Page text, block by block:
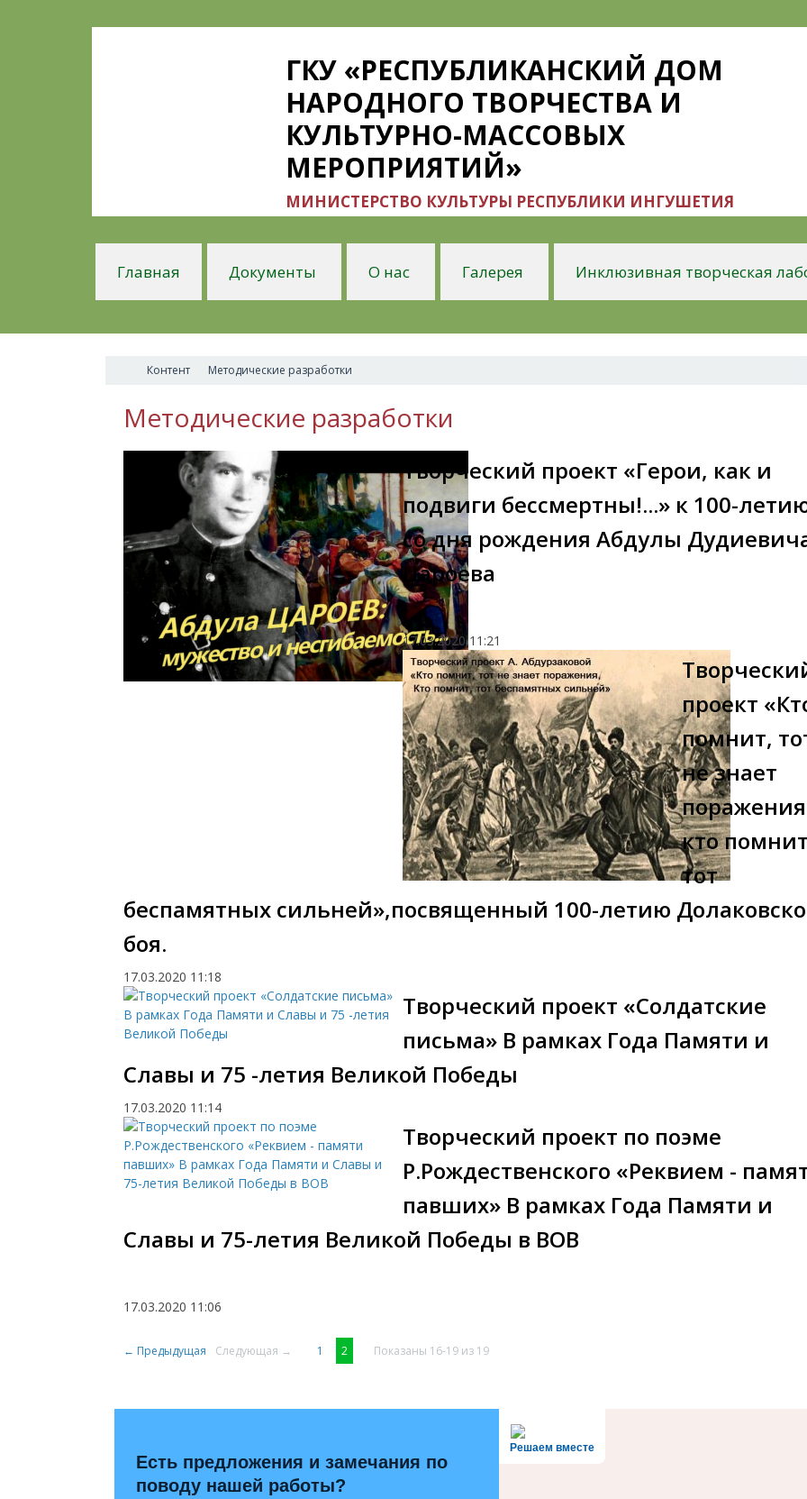
ГКУ «РЕСПУБЛИКАНСКИЙ ДОМ
НАРОДНОГО ТВОРЧЕСТВА И
КУЛЬТУРНО-МАССОВЫХ
МЕРОПРИЯТИЙ»
МИНИСТЕРСТВО КУЛЬТУРЫ РЕСПУБЛИКИ ИНГУШЕТИЯ
Главная Документы О нас Галерея Инклюзивная творческая
Контент Методические разработки
Методические разработки
Творческий проект «Герои, как и
подвиги бессмертны!...» к 100-
со дня рождения Абдулы
Цароева
17.03.2020 11:21
проект
помнит,
не знает
кто
тот
беспамятных сильней»,посвященный 100-летию
боя.
17.03.2020 11:18
Творческий проект «Солдатские
письма» В рамках Года Памяти и
Славы и 75 -летия Великой Победы
17.03.2020 11:14
Творческий проект по поэме
Р.Рождественского «Реквием -
павших» В рамках Года Памяти и
Славы и 75-летия Великой Победы в ВОВ
17.03.2020 11:06
← Предыдущая Следующая → 1 2 Показаны 16-19 из 19
Решаем вместе
Есть предложения и замечания по
поводу нашей работы?